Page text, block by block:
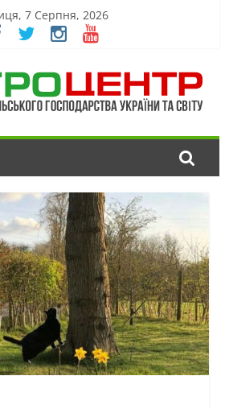
7 Серпня, 2026